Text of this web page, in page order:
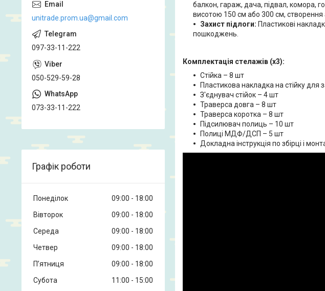
балкон, гараж, дача, підвал, комора,
висотою 150 см або 300 см, створення
Захист підлоги: Пластикові
пошкоджень.
Комплектація стелажів (х3):
Стійка – 8 шт
Пластикова накладка на стійку для
З'єднувач стійок – 4 шт
Траверса довга – 8 шт
Траверса коротка – 8 шт
Підсилювач полиць – 10 шт
Полиці МДФ/ДСП – 5 шт
Докладна інструкція по збірці і
unitrade.prom.ua@gmail.com
097-33-11-222
050-529-59-28
073-33-11-222
Графік роботи
Понеділок 09:00
18:00
Вівторок
09:00
18:00
Середа
09:00
18:00
Четвер
09:00
18:00
Пʼятниця
09:00
18:00
Субота
11:00
15:00